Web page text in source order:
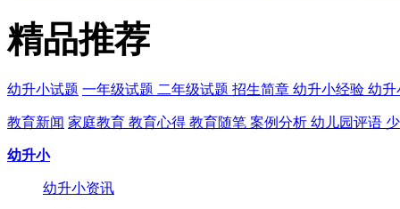
精品推荐
幼升小试题 一年级试题 二年级试题 招生简章 幼升小经验 幼升
教育新闻 家庭教育 教育心得 教育随笔 案例分析 幼儿园评语
幼升小
幼升小资讯